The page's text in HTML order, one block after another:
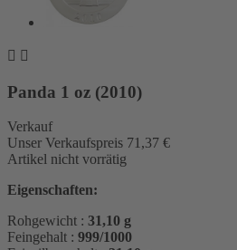
 
Panda 1 oz (2010)
Verkauf
Unser Verkaufspreis 71,37 €
Artikel nicht vorrätig
Eigenschaften:
Rohgewicht : 31,10 g
Feingehalt : 999/1000